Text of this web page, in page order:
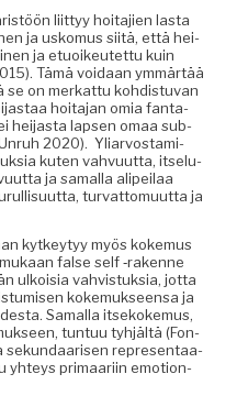
liit­tyy hoita­jien las­ta
ja usko­mus siitä, että hei­
ja etuoikeutet­tu kuin
Tämä voidaan ymmärtää
se on merkat­tu kohdis­tu­van
hoita­jan omia fan­ta­
hei­jas­ta lapsen omaa sub­
2020). Yliar­vost­a­mi­
kuten vahvu­ut­ta, itselu­
ja samal­la alipeilaa
tur­vat­to­muut­ta ja
kytkey­tyy myös koke­mus
false self ‑rakenne
ulkoisia vahvis­tuk­sia, jot­ta
koke­muk­seen­sa ja
Samal­la itsekoke­mus,
tun­tuu tyhjältä (Fon­
sekun­daarisen rep­re­sen­taa­
yhteys pri­maari­in emo­tion­